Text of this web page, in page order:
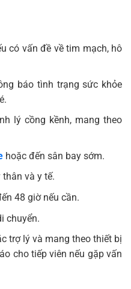
có vấn đề về tim mạch, hô
báo tình trạng sức khỏe
lý cồng kềnh, mang theo
hoặc đến sân bay sớm.
và y tế.
48 giờ nếu cần.
chuyển.
trợ lý và mang theo thiết bị
cho tiếp viên nếu gặp vấn